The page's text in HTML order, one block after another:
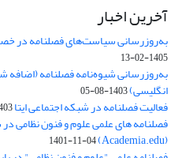
آخرین اخبار
به‌روزرسانی سیاست‌های فصلنامه در
1405-02-13
به‌روزرسانی شیوه‌نامه فصلنامه
انگلیسی)1403-08-05
فعالیت فصلنامه در شبکه اجتماعی ایتا08-04
فصلنامه های علمی علوم و فنون نظامی
(Academia.edu)
1401-11-04